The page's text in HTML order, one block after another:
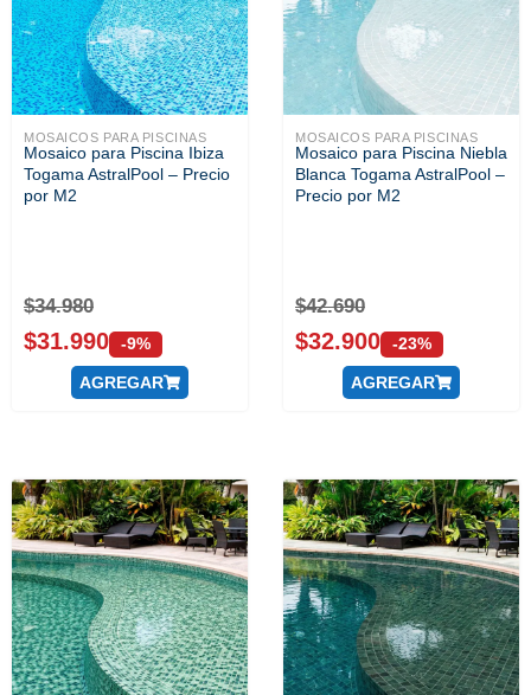
MOSAICOS PARA PISCINAS
Mosaico para Piscina Ibiza
Togama AstralPool – Precio
por M2
$34.980
$31.990 -9%
AGREGAR
MOSAICOS PARA PISCINAS
Mosaico para Piscina Niebla
Blanca Togama AstralPool –
Precio por M2
$42.690
$32.900 -23%
AGREGAR